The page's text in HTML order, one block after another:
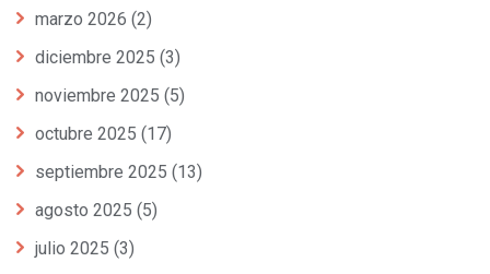
marzo 2026 (2)
diciembre 2025 (3)
noviembre 2025 (5)
octubre 2025 (17)
septiembre 2025 (13)
agosto 2025 (5)
julio 2025 (3)